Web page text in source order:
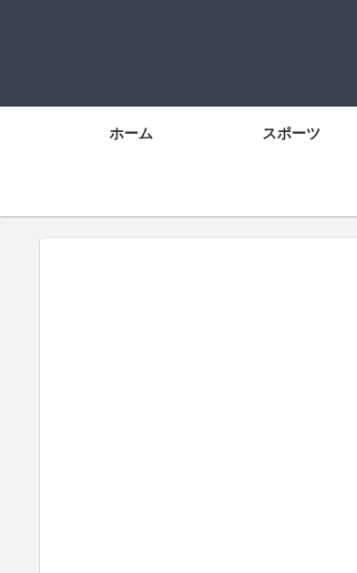
ホーム スポーツ